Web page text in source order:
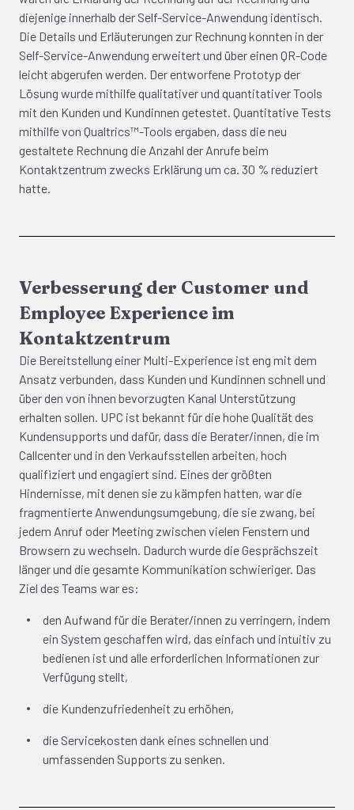
diejenige innerhalb der Self-Service-Anwendung identisch.
Die Details und Erläuterungen zur Rechnung konnten in der
Self-Service-Anwendung erweitert und über einen QR-Code
leicht abgerufen werden. Der entworfene Prototyp der
Lösung wurde mithilfe qualitativer und quantitativer Tools
mit den Kunden und Kundinnen getestet. Quantitative Tests
mithilfe von Qualtrics™-Tools ergaben, dass die neu
gestaltete Rechnung die Anzahl der Anrufe beim
Kontaktzentrum zwecks Erklärung um ca. 30 % reduziert
hatte.
Verbesserung der Customer und
Employee Experience im
Kontaktzentrum
Die Bereitstellung einer Multi-Experience ist eng mit dem
Ansatz verbunden, dass Kunden und Kundinnen schnell und
über den von ihnen bevorzugten Kanal Unterstützung
erhalten sollen. UPC ist bekannt für die hohe Qualität des
Kundensupports und dafür, dass die Berater/innen, die im
Callcenter und in den Verkaufsstellen arbeiten, hoch
qualifiziert und engagiert sind. Eines der größten
Hindernisse, mit denen sie zu kämpfen hatten, war die
fragmentierte Anwendungsumgebung, die sie zwang, bei
jedem Anruf oder Meeting zwischen vielen Fenstern und
Browsern zu wechseln. Dadurch wurde die Gesprächszeit
länger und die gesamte Kommunikation schwieriger. Das
Ziel des Teams war es:
den Aufwand für die Berater/innen zu verringern, indem
ein System geschaffen wird, das einfach und intuitiv zu
bedienen ist und alle erforderlichen Informationen zur
Verfügung stellt,
die Kundenzufriedenheit zu erhöhen,
die Servicekosten dank eines schnellen und
umfassenden Supports zu senken.